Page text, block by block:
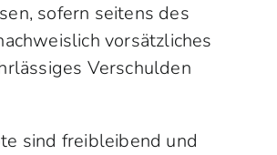
sofern seitens des
vorsätzliches
Verschulden
sind freibleibend und